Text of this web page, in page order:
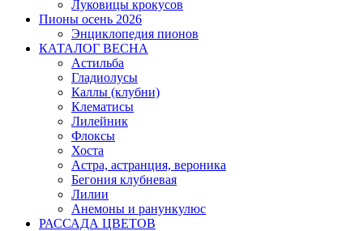
Луковицы крокусов
Пионы осень 2026
Энциклопедия пионов
КАТАЛОГ ВЕСНА
Астильба
Гладиолусы
Каллы (клубни)
Клематисы
Лилейник
Флоксы
Хоста
Астра, астранция, вероника
Бегония клубневая
Лилии
Анемоны и ранункулюс
РАССАДА ЦВЕТОВ